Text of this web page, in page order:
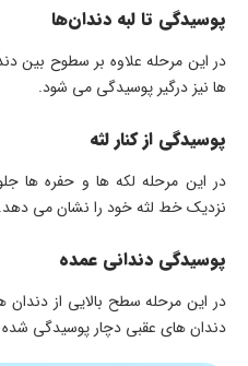
پوسیدگی تا لبه دندان‌ها
در این مرحله علاوه بر سطوح بین
ها نیز درگیر پوسیدگی می‌ شود.
پوسیدگی از کنار لثه
در این مرحله لکه ها و حفره ها
نزدیک خط لثه خود را نشان می دهد.
پوسیدگی دندانی عمده
در این مرحله سطح بالایی از
دندان‌ های عقبی دچار پوسیدگی شده